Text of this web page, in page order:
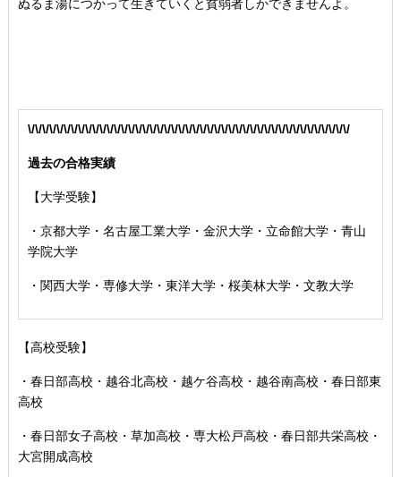
ぬるま湯につかって生きていくと貧弱者しかできませんよ。
\/\/\/\/\/\/\/\/\/\/\/\/\/\/\/\/\/\/\/\/\/\/\/\/\/\/\/\/\/\/\/\/\/\/\/\/\/\/\/\/\/\/\/\/\/
過去の合格実績
【大学受験】
・京都大学・名古屋工業大学・金沢大学・立命館大学・青山
学院大学
・関西大学・専修大学・東洋大学・桜美林大学・文教大学
【高校受験】
・春日部高校・越谷北高校・越ケ谷高校・越谷南高校・春日部東
高校
・春日部女子高校・草加高校 ・専大松戸高校 ・春日部共栄高校 ・
大宮開成高校